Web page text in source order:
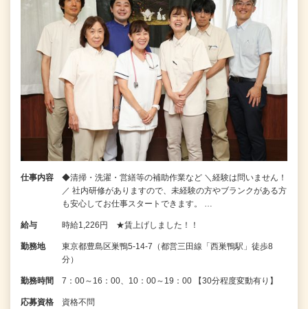
仕事内容
◆清掃・洗濯・営繕等の補助作業など ＼経験は問いません！
／ 社内研修がありますので、未経験の方やブランクがある方
も安心してお仕事スタートできます。 …
給与 時給1,226円 ★賃上げしました！！
勤務地
東京都豊島区巣鴨5-14-7（都営三田線「西巣鴨駅」徒歩8
分）
勤務時間 7：00～16：00、10：00～19：00 【30分程度変動有り】
応募資格 資格不問